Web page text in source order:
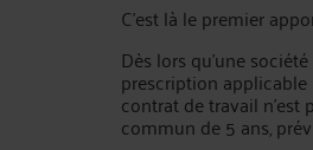
C'est là le premier
Dès lors qu'une
prescription
contrat de travail n'est
commun de 5 ans,